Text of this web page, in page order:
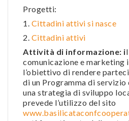
Progetti:
1. Cittadini attivi si nasce
2. Cittadini attivi
Attività di informazione: i
comunicazione e marketing
l’obiettivo di rendere
di un Programma di
una strategia di sviluppo
prevede l’utilizzo del sito